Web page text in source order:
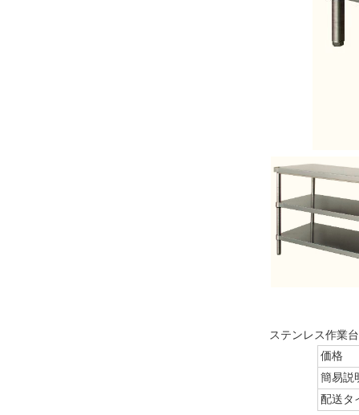
ステンレス作業
価格
簡易説
配送タ